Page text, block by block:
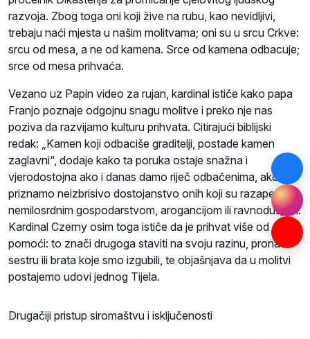
razvoja. Zbog toga oni koji žive na rubu, kao nevidljivi,
trebaju naći mjesta u našim molitvama; oni su u srcu Crkve:
srcu od mesa, a ne od kamena. Srce od kamena odbacuje;
srce od mesa prihvaća.
Vezano uz Papin video za rujan, kardinal ističe kako papa
Franjo poznaje odgojnu snagu molitve i preko nje nas
poziva da razvijamo kulturu prihvata. Citirajući biblijski
redak: „Kamen koji odbaciše graditelji, postade kamen
zaglavni“, dodaje kako ta poruka ostaje snažna i
vjerodostojna ako i danas damo riječ odbačenima, ako
priznamo neizbrisivo dostojanstvo onih koji su razapeti
nemilosrdnim gospodarstvom, arogancijom ili ravnodušjem.
Kardinal Czerny osim toga ističe da je prihvat više od
pomoći: to znači drugoga staviti na svoju razinu, pronaći
sestru ili brata koje smo izgubili, te objašnjava da u molitvi
postajemo udovi jednog Tijela.
Drugačiji pristup siromaštvu i isključenosti